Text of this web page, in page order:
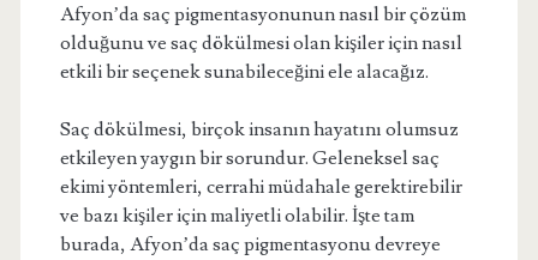
Afyon’da saç pigmentasyonunun nasıl bir çözüm
olduğunu ve saç dökülmesi olan kişiler için nasıl
etkili bir seçenek sunabileceğini ele alacağız.
Saç dökülmesi, birçok insanın hayatını olumsuz
etkileyen yaygın bir sorundur. Geleneksel saç
ekimi yöntemleri, cerrahi müdahale gerektirebilir
ve bazı kişiler için maliyetli olabilir. İşte tam
burada, Afyon’da saç pigmentasyonu devreye